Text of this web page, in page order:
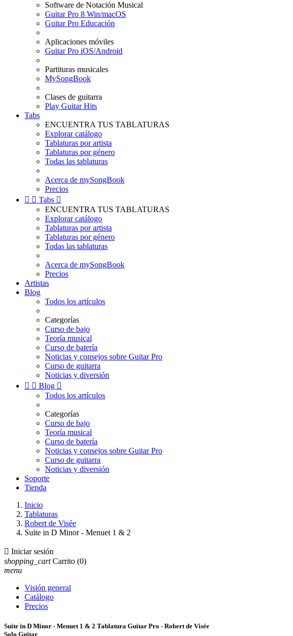
Software de Notación Musical
Guitar Pro 8 Win/macOS
Guitar Pro Educación
Aplicaciones móviles
Guitar Pro iOS/Android
Partituras musicales
MySongBook
Clases de guitarra
Play Guitar Hits
Tabs
ENCUENTRA TUS TABLATURAS
Explorar catálogo
Tablaturas por artista
Tablaturas por género
Todas las tablaturas
Acerca de mySongBook
Precios
  Tabs 
ENCUENTRA TUS TABLATURAS
Explorar catálogo
Tablaturas por artista
Tablaturas por género
Todas las tablaturas
Acerca de mySongBook
Precios
Artistas
Blog
Todos los artículos
Categorías
Curso de bajo
Teoría musical
Curso de batería
Noticias y consejos sobre Guitar Pro
Curso de guitarra
Noticias y diversión
  Blog 
Todos los artículos
Categorías
Curso de bajo
Teoría musical
Curso de batería
Noticias y consejos sobre Guitar Pro
Curso de guitarra
Noticias y diversión
Soporte
Tienda
Inicio
Tablaturas
Robert de Visée
Suite in D Minor - Menuet 1 & 2
 Iniciar sesión
shopping_cart Carrito (0)
menu
Visión general
Catálogo
Precios
Suite in D Minor - Menuet 1 & 2 Tablatura Guitar Pro - Robert de Visée
Solo Guitar